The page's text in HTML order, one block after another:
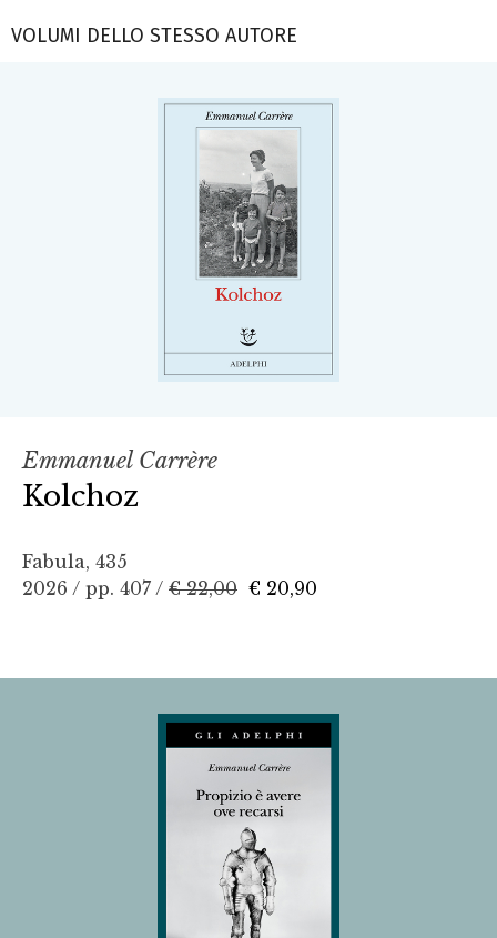
VOLUMI DELLO STESSO AUTORE
Emmanuel Carrère
Kolchoz
Fabula, 435
2026 / pp. 407 / € 22,00 € 20,90